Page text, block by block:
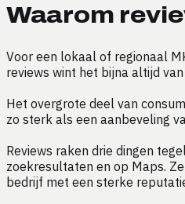
Waarom
Voor een lokaal of regionaal
reviews wint het bijna altijd
Het overgrote deel van
zo sterk als een aanbeveling
Reviews raken drie dingen
zoekresultaten en op Maps.
bedrijf met een sterke